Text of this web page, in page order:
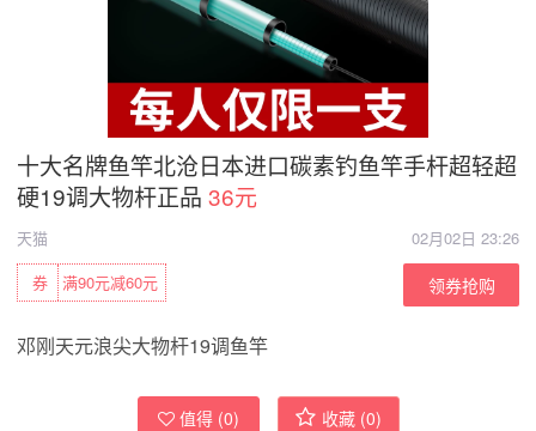
十大名牌鱼竿北沧日本进口碳素钓鱼竿手杆超轻超
硬19调大物杆正品 36元
天猫
02月02日 23:26
满90元减60元
券 领券抢购
邓刚天元浪尖大物杆19调鱼竿
值得 (0) 收藏 (0)